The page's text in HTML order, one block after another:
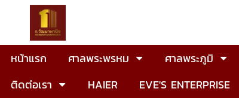
หน้าแรก ศาลพระพรหม ศาลพระภูมิ
ติดต่อเรา
HAIER EVE'S ENTERPRISE